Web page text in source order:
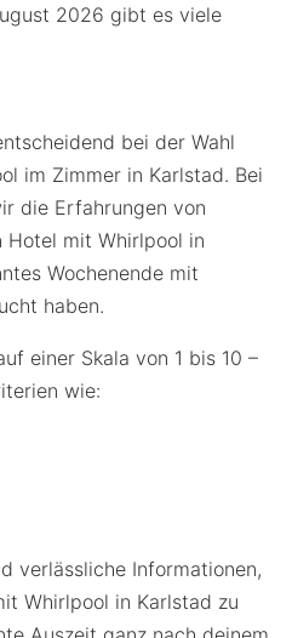
2026 gibt es viele
bei der Wahl
im Zimmer in Karlstad. Bei
die Erfahrungen von
Hotel mit Whirlpool in
Wochenende mit
haben.
einer Skala von 1 bis 10 –
wie:
verlässliche Informationen,
Whirlpool in Karlstad zu